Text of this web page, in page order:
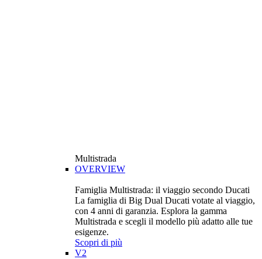
Multistrada
OVERVIEW
Famiglia Multistrada: il viaggio secondo Ducati
La famiglia di Big Dual Ducati votate al viaggio,
con 4 anni di garanzia. Esplora la gamma
Multistrada e scegli il modello più adatto alle tue
esigenze.
Scopri di più
V2